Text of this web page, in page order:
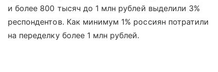
и более 800 тысяч до 1 млн рублей выделили 3%
респондентов. Как минимум 1% россиян потратили
на переделку более 1 млн рублей.